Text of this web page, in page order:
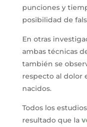
punciones y
posibilidad de
En otras
ambas técnicas
también se
respecto al dolor
nacidos.
Todos los
resultado que la